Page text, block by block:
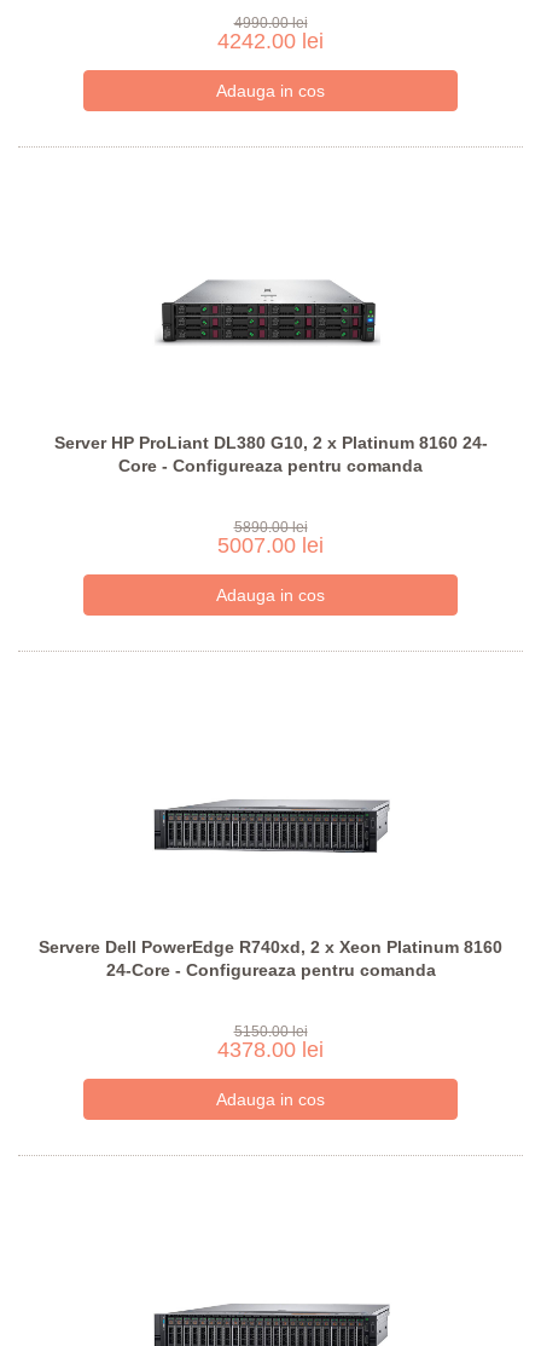
4990.00 lei
4242.00 lei
Server HP ProLiant DL380 G10, 2 x Platinum 8160 24-
Core - Configureaza pentru comanda
5890.00 lei
5007.00 lei
Servere Dell PowerEdge R740xd, 2 x Xeon Platinum 8160
24-Core - Configureaza pentru comanda
5150.00 lei
4378.00 lei